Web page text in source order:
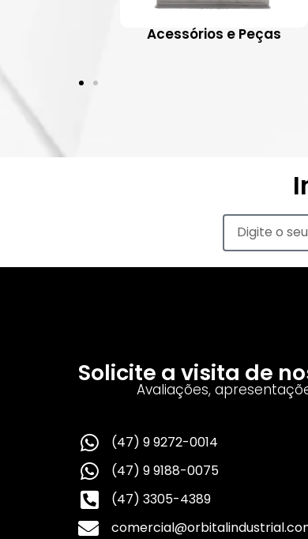
Acessórios e Peças
Solicite a visita de
Avaliações,
(47) 9 9272-0014
(47) 9 9188-0075
(47) 3305-4389